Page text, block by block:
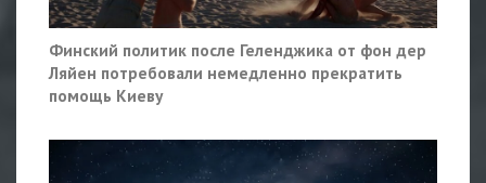
Финский политик после Геленджика от фон дер
Ляйен потребовали немедленно прекратить
помощь Киеву